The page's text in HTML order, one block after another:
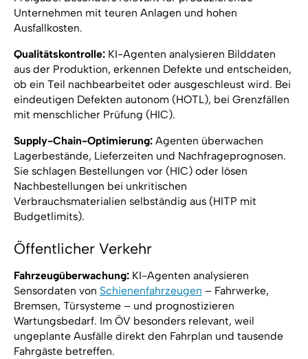
Unternehmen mit teuren Anlagen und hohen
Ausfallkosten.
Qualitätskontrolle:KI-Agenten analysieren Bilddaten
aus der Produktion, erkennen Defekte und entscheiden,
ob ein Teil nachbearbeitet oder ausgeschleust wird. Bei
eindeutigen Defekten autonom (HOTL), bei Grenzfällen
mit menschlicher Prüfung (HIC).
Supply-Chain-Optimierung:Agenten überwachen
Lagerbestände, Lieferzeiten und Nachfrageprognosen.
Sie schlagen Bestellungen vor (HIC) oder lösen
Nachbestellungen bei unkritischen
Verbrauchsmaterialien selbständig aus (HITP mit
Budgetlimits).
Öffentlicher Verkehr
Fahrzeugüberwachung:KI-Agenten analysieren
Sensordaten von Schienenfahrzeugen – Fahrwerke,
Bremsen, Türsysteme – und prognostizieren
Wartungsbedarf. Im ÖV besonders relevant, weil
ungeplante Ausfälle direkt den Fahrplan und tausende
Fahrgäste betreffen.